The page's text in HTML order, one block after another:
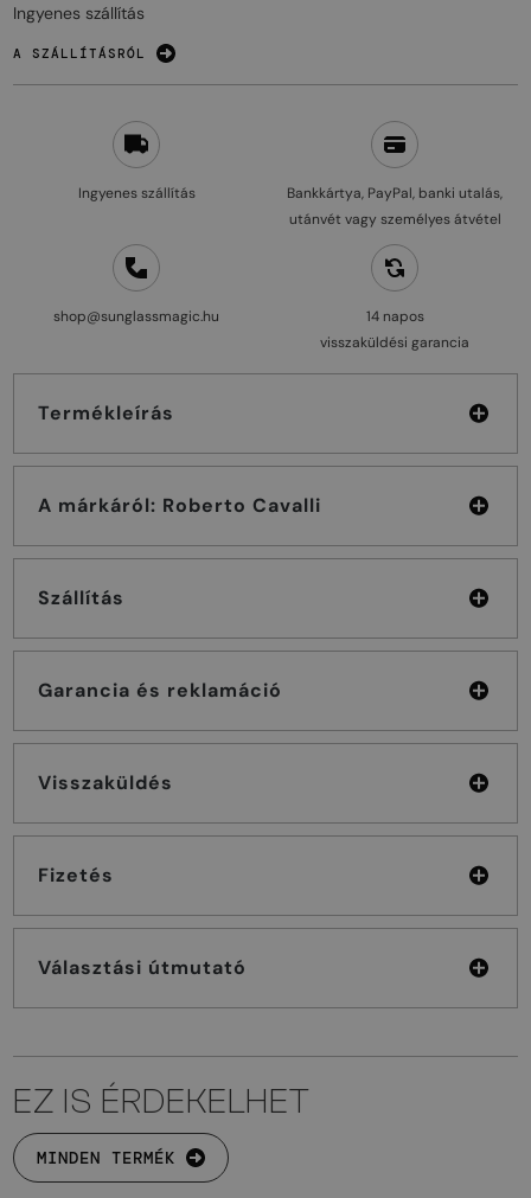
Ingyenes szállítás
Bankkártya, PayPal, banki utalás,
utánvét vagy személyes átvétel
shop@sunglassmagic.hu
14 napos
visszaküldési garancia
Termékleírás
A márkáról: Roberto Cavalli
Szállítás
Garancia és reklamáció
Visszaküldés
Fizetés
Választási útmutató
Ingyenes szállítás
A SZÁLLÍTÁSRÓL
EZ IS ÉRDEKELHET
MINDEN TERMÉK